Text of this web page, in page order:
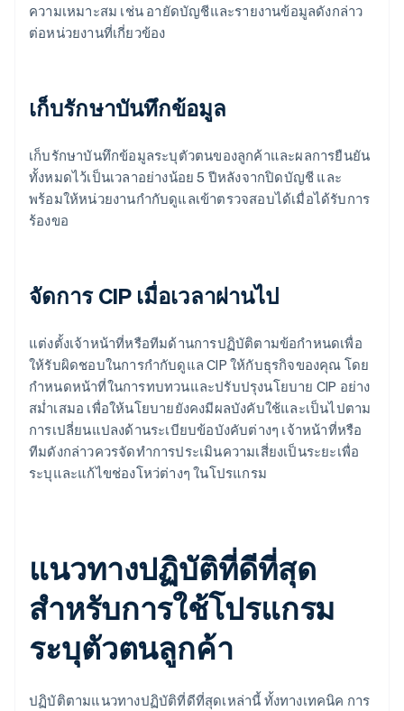
ความเหมาะสม เช่น อายัดบัญชีและรายงานข้อมูลดังกล่าว
ต่อหน่วยงานที่เกี่ยวข้อง
เก็บรักษาบันทึกข้อมูล
เก็บรักษาบันทึกข้อมูลระบุตัวตนของลูกค้าและผลการยืนยัน
ทั้งหมดไว้เป็นเวลาอย่างน้อย 5 ปีหลังจากปิดบัญชี และ
พร้อมให้หน่วยงานกำกับดูแลเข้าตรวจสอบได้เมื่อได้รับการ
ร้องขอ
จัดการ CIP เมื่อเวลาผ่านไป
แต่งตั้งเจ้าหน้าที่หรือทีมด้านการปฏิบัติตามข้อกำหนดเพื่อ
ให้รับผิดชอบในการกำกับดูแล CIP ให้กับธุรกิจของคุณ โดย
กำหนดหน้าที่ในการทบทวนและปรับปรุงนโยบาย CIP อย่าง
สม่ำเสมอ เพื่อให้นโยบายยังคงมีผลบังคับใช้และเป็นไปตาม
การเปลี่ยนแปลงด้านระเบียบข้อบังคับต่างๆ เจ้าหน้าที่หรือ
ทีมดังกล่าวควรจัดทำการประเมินความเสี่ยงเป็นระยะเพื่อ
ระบุและแก้ไขช่องโหว่ต่างๆ ในโปรแกรม
แนวทางปฏิบัติที่ดีที่สุด
สำหรับการใช้โปรแกรม
ระบุตัวตนลูกค้า
ปฏิบัติตามแนวทางปฏิบัติที่ดีที่สุดเหล่านี้ ทั้งทางเทคนิค การ